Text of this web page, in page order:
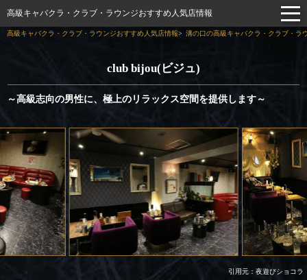
高級キャバクラ・クラブ・ラウンジおすすめ人気店情報
高級キャバクラ・クラブ・ラウンジおすすめ人気店情報 溝の口の高級キャバクラ・クラブ・ラ
club bijou(ビジュ)
～高級志向の男性に、極上のリラックス空間を提供します～
引用元：夜遊びショコラ